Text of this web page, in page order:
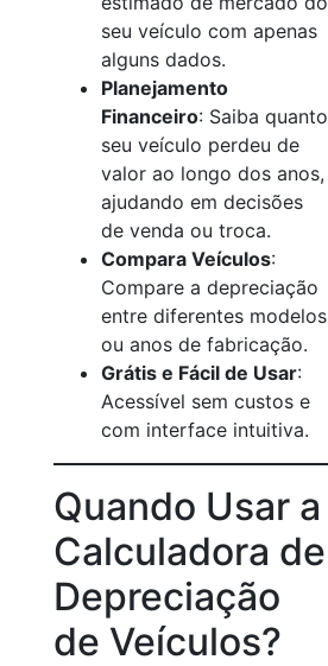
seu veículo com apenas
alguns dados.
Planejamento
Financeiro: Saiba quanto
seu veículo perdeu de
valor ao longo dos anos,
ajudando em decisões
de venda ou troca.
Compara Veículos:
Compare a depreciação
entre diferentes modelos
ou anos de fabricação.
Grátis e Fácil de Usar:
Acessível sem custos e
com interface intuitiva.
Quando Usar a
Calculadora de
Depreciação
de Veículos?